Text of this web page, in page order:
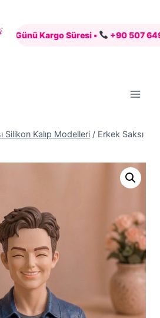
Kargo Süresi • +90 507 649 88 83
Silikon Kalıp Modelleri / Erkek Saksı